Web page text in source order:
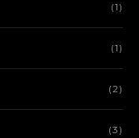
(1)
(1)
(2)
(3)